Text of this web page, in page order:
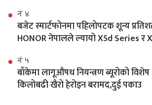
नंः ४
बजेट स्मार्टफोनमा पहिलोपटक शून्य
HONOR नेपालले ल्यायो X5d Series र
नंः ५
बाँकेमा लागूऔषध नियन्त्रण ब्यूरोको
किलोबढी खैरो हेरोइन बरामद,दुई पकाउ